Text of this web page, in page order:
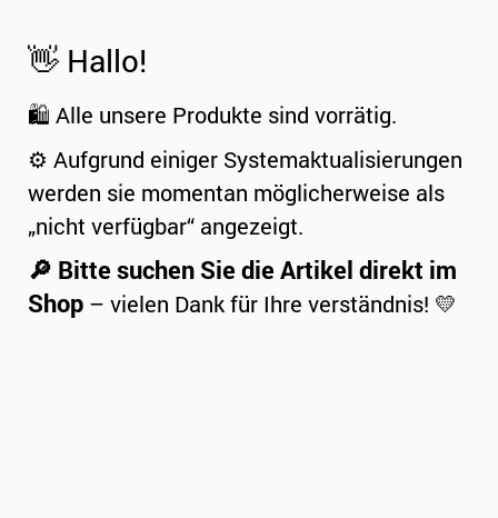
👋 Hallo!
🛍️ Alle unsere Produkte sind vorrätig.
⚙️ Aufgrund einiger Systemaktualisierungen
werden sie momentan möglicherweise als
„nicht verfügbar“ angezeigt.
🔎 Bitte suchen Sie die Artikel direkt im
Shop – vielen Dank für Ihre verständnis! 💛